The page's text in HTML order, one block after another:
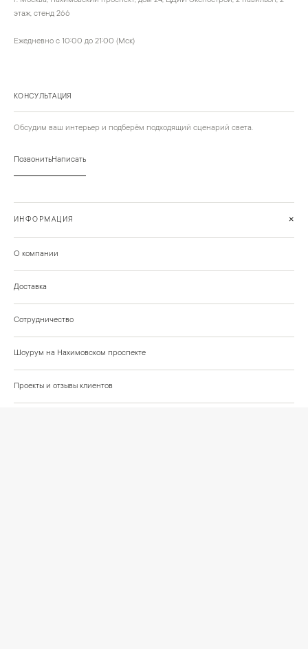
этаж, стенд 266
Ежедневно с 10:00 до 21:00 (Мск)
КОНСУЛЬТАЦИЯ
Обсудим ваш интерьер и подберём подходящий сценарий света.
ПозвонитьНаписать
ИНФОРМАЦИЯ +
О компании
Доставка
Сотрудничество
Шоурум на Нахимовском проспекте
Проекты и отзывы клиентов